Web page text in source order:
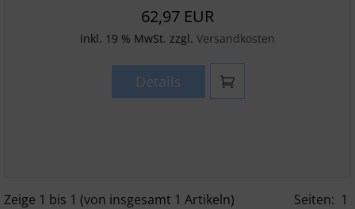
62,97 EUR
inkl. 19 % MwSt. zzgl. Versandkosten
Details
Zeige 1 bis 1 (von insgesamt 1 Artikeln) Seiten: 1